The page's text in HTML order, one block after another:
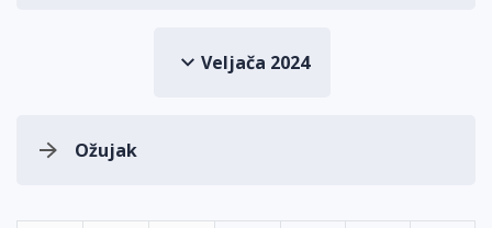
Veljača 2024
Ožujak